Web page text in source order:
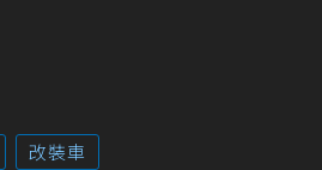
改裝車